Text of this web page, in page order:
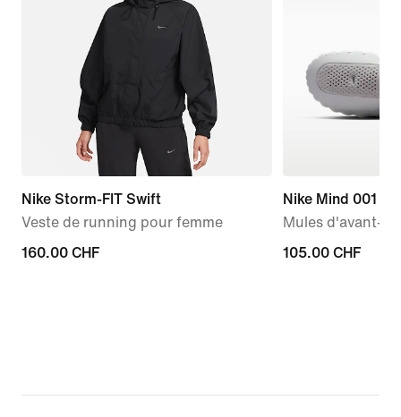
Nike Storm-FIT Swift
Veste de running pour femme
160.00 CHF
160.00 CHF
Nike Mind 001
Mules d'avant-
105.00 CHF
105.00 CHF